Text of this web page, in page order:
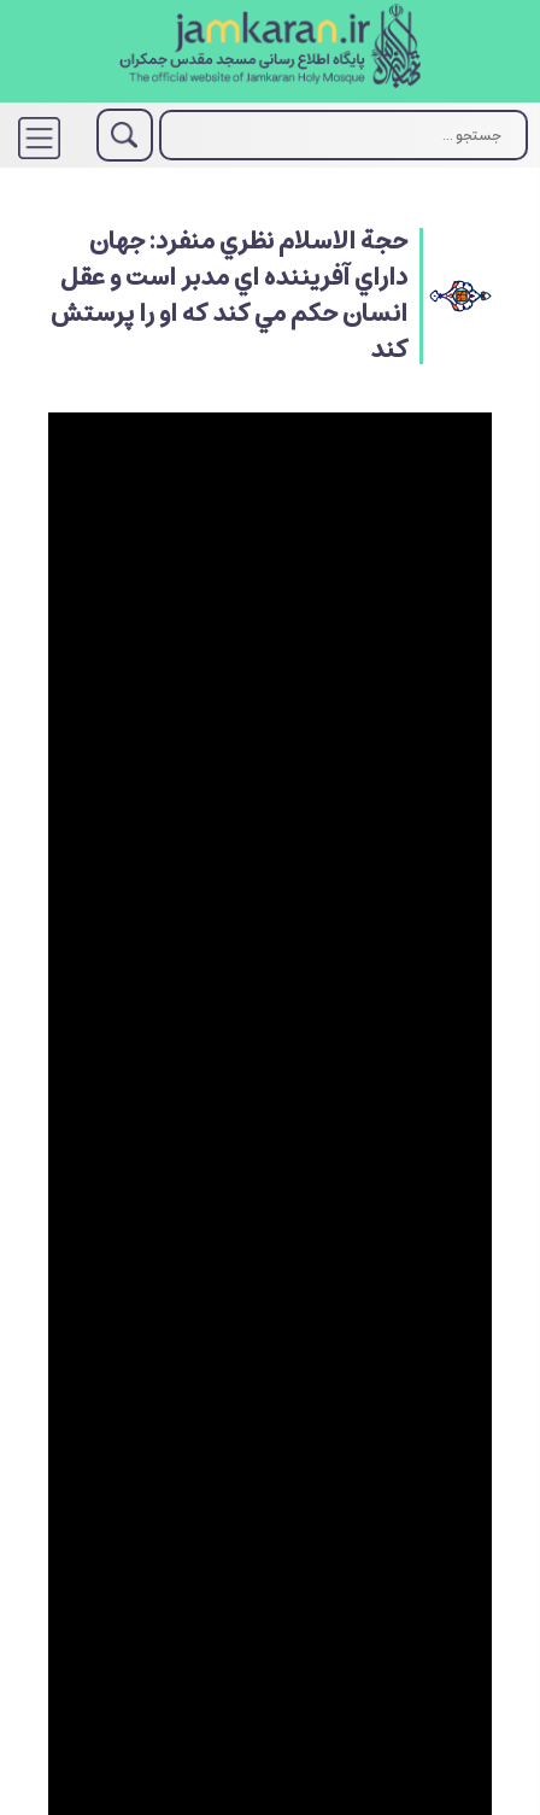
حجة الاسلام نظري منفرد: جهان
داراي آفريننده اي مدبر است و عقل
انسان حكم مي كند كه او را پرستش
كند